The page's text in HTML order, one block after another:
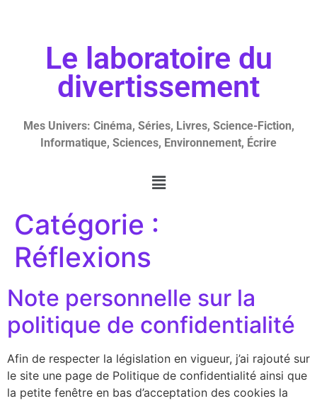
Le laboratoire du
divertissement
Mes Univers: Cinéma, Séries, Livres, Science-Fiction,
Informatique, Sciences, Environnement, Écrire
Catégorie :
Réflexions
Note personnelle sur la
politique de confidentialité
Afin de respecter la législation en vigueur, j’ai rajouté sur
le site une page de Politique de confidentialité ainsi que
la petite fenêtre en bas d’acceptation des cookies la